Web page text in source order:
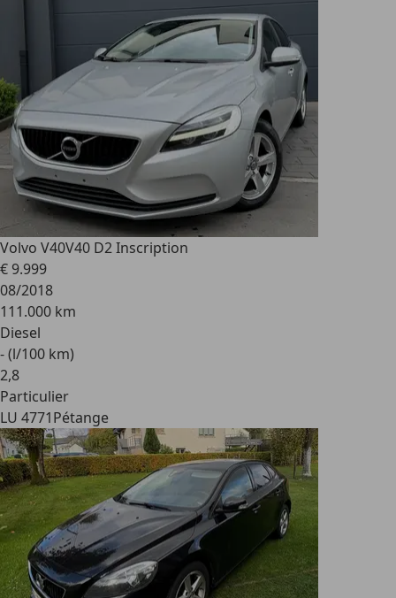
Volvo V40V40 D2 Inscription
€ 9.999
08/2018
111.000 km
Diesel
- (l/100 km)
2,8
Particulier
LU 4771Pétange